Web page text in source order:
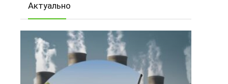
Актуально